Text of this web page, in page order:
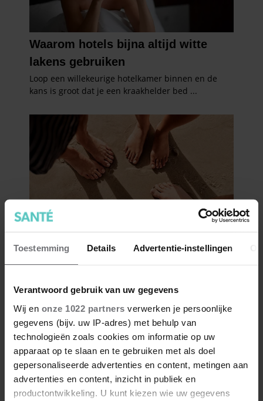
Toestemming Details Advertentie-instellingen
Verantwoord gebruik van uw gegevens
Wij en onze 1022 partners verwerken je persoonlijke
gegevens (bijv. uw IP-adres) met behulp van
technologieën zoals cookies om informatie op uw
apparaat op te slaan en te gebruiken met als doel
gepersonaliseerde advertenties en content, metingen aan
advertenties en content, inzicht in publiek en
productontwikkeling. U kunt kiezen wie uw gegevens